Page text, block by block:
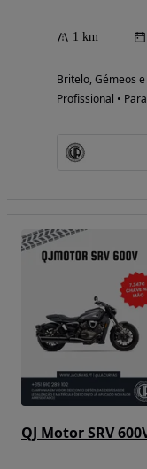
1 km
Britelo, Gémeos
Profissional •
QJ Motor SRV